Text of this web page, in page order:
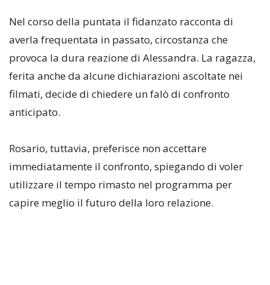
Nel corso della puntata il fidanzato racconta di
averla frequentata in passato, circostanza che
provoca la dura reazione di Alessandra. La ragazza,
ferita anche da alcune dichiarazioni ascoltate nei
filmati, decide di chiedere un falò di confronto
anticipato.
Rosario, tuttavia, preferisce non accettare
immediatamente il confronto, spiegando di voler
utilizzare il tempo rimasto nel programma per
capire meglio il futuro della loro relazione.